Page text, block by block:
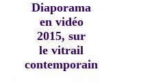
Diaporama
en vidéo
2015, sur
le vitrail
contemporain